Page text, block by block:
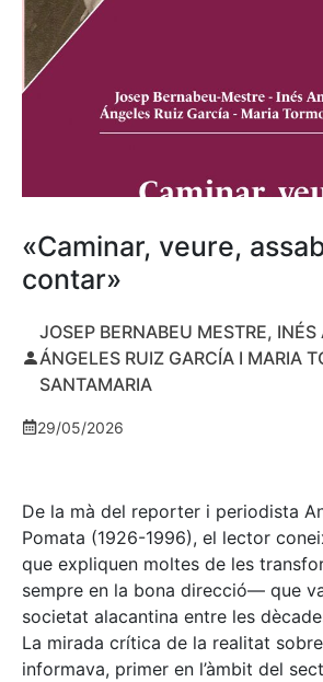
«Caminar, veure,
contar»
JOSEP BERNABEU MESTRE,
ÁNGELES RUIZ GARCÍA I MARIA
SANTAMARIA
29/05/2026
De la mà del reporter i periodista
Pomata (1926-1996), el lector
que expliquen moltes de les
sempre en la bona direcció— que
societat alacantina entre les
La mirada crítica de la realitat
informava, primer en l’àmbit del